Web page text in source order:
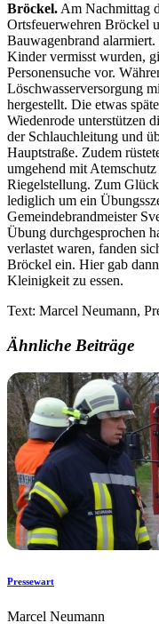
Bröckel. Am Nachmittag
Ortsfeuerwehren Bröckel
Bauwagenbrand
Kinder vermisst wurden,
Personensuche vor.
Löschwasserversorgung
hergestellt. Die etwas
Wiedenrode unterstützen
der Schlauchleitung und
Hauptstraße. Zudem
umgehend mit
Riegelstellung. Zum
lediglich um ein
Gemeindebrandmeister
Übung durchgesprochen
verlastet waren, fanden
Bröckel ein. Hier gab
Kleinigkeit zu essen.
Text: Marcel Neumann,
Ähnliche Beiträge
Pressewart
Marcel Neumann